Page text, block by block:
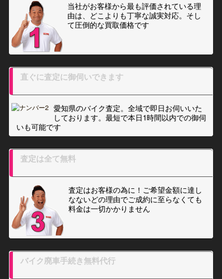
当社がお客様から最も評価されている理
由は、どこよりも丁寧な誠実対応。そし
て圧倒的な買取価格です
直ぐに査定に御伺いできます
愛知県のバイク査定。全域で即日お伺いいた
しております。最短で本日1時間以内での御伺
いも可能です
査定は全て無料
査定はお客様の為に！ご希望金額に達し
なないどの理由でご成約に至らなくても
料金は一切かかりません
バイク廃車手続き無料代行